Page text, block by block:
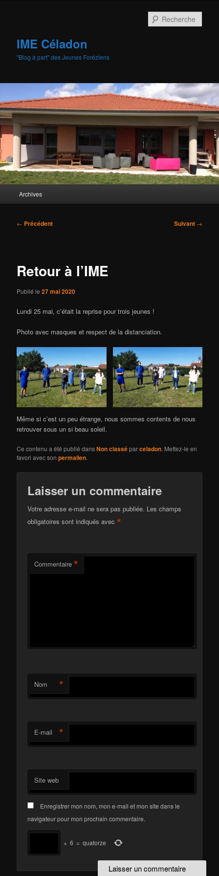
IME Céladon
"Blog à part" des Jeunes Foréziens
principal
Archives
Navigation
← Précédent Suivant →
Retour à l’IME
Publié le27 mai 2020
Lundi 25 mai, c’était la reprise pour trois jeunes !
Photo avec masques et respect de la distanciation.
Même si c’est un peu étrange, nous sommes contents de nous
retrouver sous un si beau soleil.
Ce contenu a été publié dansNon classéparceladon. Mettez-le en
favori avec sonpermalien.
Laisser un commentaire
Votre adresse e-mail ne sera pas publiée. Les champs
obligatoires sont indiqués avec*
Commentaire *
Nom *
E-mail *
Site web
Enregistrer mon nom, mon e-mail et mon site dans le
navigateur pour mon prochain commentaire.
+ 6 = quatorze